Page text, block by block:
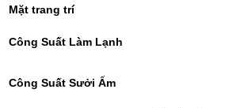
Mặt trang trí
Công Suất Làm Lạnh
Công Suất Sưởi Ấm